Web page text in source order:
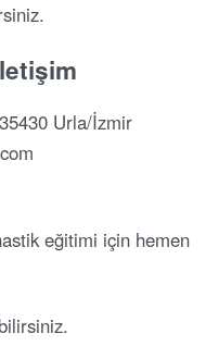
Urla/İzmir
eğitimi için hemen